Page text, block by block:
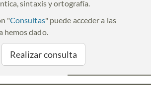
sintaxis y ortografía.
"Consultas" puede acceder a las
hemos dado.
Realizar consulta